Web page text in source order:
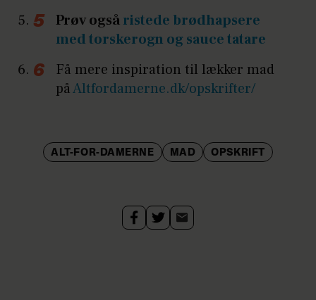
Prøv ogsåristede brødhapsere
med torskerogn og sauce tatare
Få mere inspiration til lækker mad
påAltfordamerne.dk/opskrifter/
ALT-FOR-DAMERNE MAD OPSKRIFT